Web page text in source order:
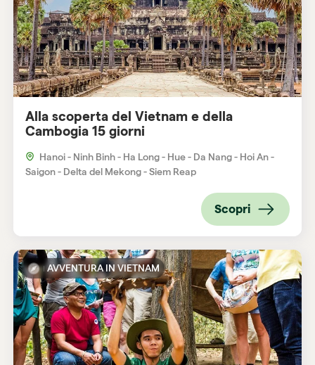
Alla scoperta del Vietnam e della
Cambogia 15 giorni
Hanoi - Ninh Binh - Ha Long - Hue - Da Nang - Hoi An -
Saigon - Delta del Mekong - Siem Reap
Scopri
AVVENTURA IN VIETNAM